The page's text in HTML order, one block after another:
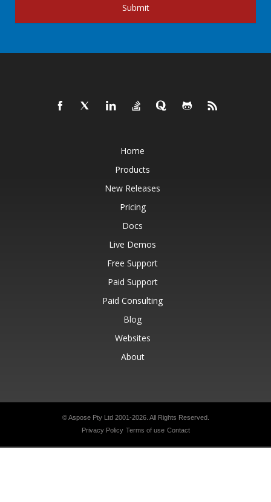
Submit
Home
Products
New Releases
Pricing
Docs
Live Demos
Free Support
Paid Support
Paid Consulting
Blog
Websites
About
© Aspose Pty Ltd 2001-2026. All Rights Reserved.
Privacy Policy Terms of use Contact